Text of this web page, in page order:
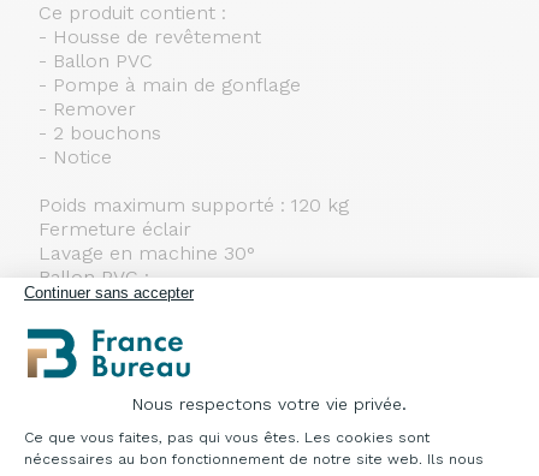
Continuer sans accepter
Nous respectons votre vie privée.
Plateforme de Gestion du Consentement :
Ce que vous faites, pas qui vous êtes. Les cookies sont
nécessaires au bon fonctionnement de notre site web. Ils nous
Ce produit contient :
- Housse de revêtement
- Ballon PVC
- Pompe à main de gonflage
- Remover
- 2 bouchons
- Notice
Poids maximum supporté : 120 kg
Fermeture éclair
Lavage en machine 30°
Ballon PVC :
- Epaisseur : 1200 microns
Revêtement d
Diamètre : Ø 65 cm
Ce produit est respectueux de l'environnement et
Références tissu standard
:MHBALLJ,MHBALLG,MHBALLB, MHBALLN,